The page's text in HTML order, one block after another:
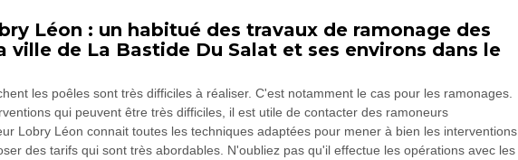
Léon : un habitué des travaux de ramonage des
ville de La Bastide Du Salat et ses environs dans le
les poêles sont très difficiles à réaliser. C'est notamment le cas pour les ramonages.
qui peuvent être très difficiles, il est utile de contacter des ramoneurs
Lobry Léon connait toutes les techniques adaptées pour mener à bien les interventions.
des tarifs qui sont très abordables. N'oubliez pas qu'il effectue les opérations avec les